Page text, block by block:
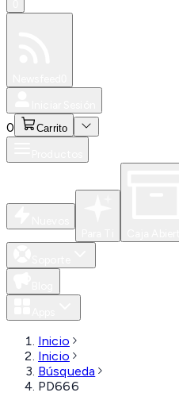
0 Carrito
Inicio
Inicio
Búsqueda
PD666